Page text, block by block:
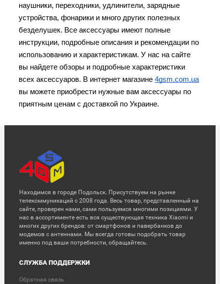
наушники, переходники, удлинители, зарядные
устройства, фонарики и много других полезных
безделушек. Все аксессуары имеют полные
инструкции, подробные описания и рекомендации по
использованию и характеристикам. У нас на сайте
вы найдете обзоры и подробные характеристики
всех аксессуаров. В интернет магазине 4gsm.com.ua
вы можете приобрести нужные вам аксессуары по
приятным ценам с доставкой по Украине.
Находимся в городе Подольск. Присутствуем на рынке
телекоммуникаций с 2008 года. Весь товар, представленный на
сайте, проверен нами, сами пользуемся многими позициями. У
нас в ассортименте есть вся существующая техника Xiaomi и
многих других брендов: от смартфонов и павербанков до
модемов с антеннами. Мы всегда готовы подобрать товар
именно под ваши потребности, обращайтесь.
СЛУЖБА ПОДДЕРЖКИ
Обратная связь